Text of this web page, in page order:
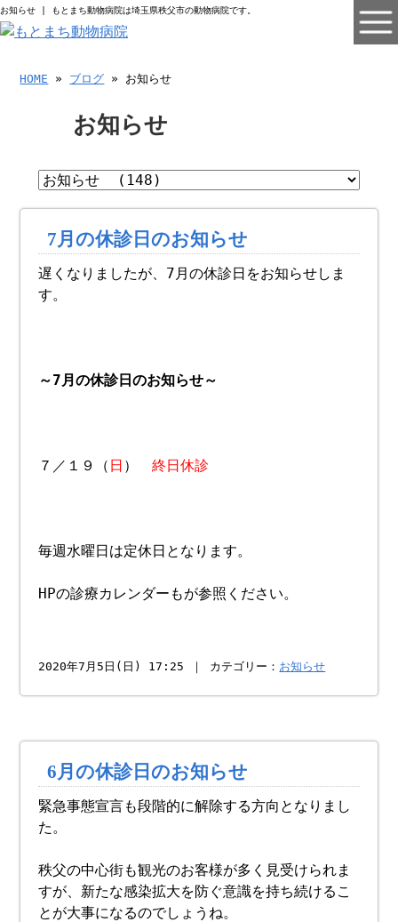
お知らせ | もとまち動物病院は埼玉県秩父市の動物病院です。
HOME » ブログ » お知らせ
お知らせ
7月の休診日のお知らせ
遅くなりましたが、7月の休診日をお知らせしま
す。
～7月の休診日のお知らせ～
７／１９（ 日 ）終日休診
毎週水曜日は定休日となります。
HPの診療カレンダーもが参照ください。
2020年7月5日(日) 17:25 ｜ カテゴリー： お知らせ
6月の休診日のお知らせ
緊急事態宣言も段階的に解除する方向となりまし
た。
秩父の中心街も観光のお客様が多く見受けられま
すが、新たな感染拡大を防ぐ意識を持ち続けるこ
とが大事になるのでしょうね。